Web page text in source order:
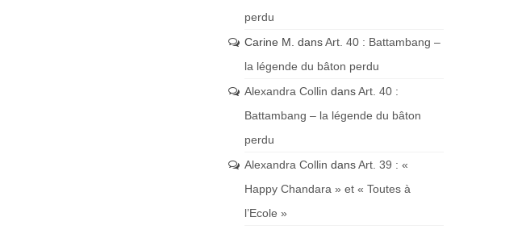
perdu
Carine M. dansArt. 40 : Battambang –
la légende du bâton perdu
Alexandra Collin dansArt. 40 :
Battambang – la légende du bâton
perdu
Alexandra Collin dansArt. 39 : «
Happy Chandara » et « Toutes à
l’Ecole »